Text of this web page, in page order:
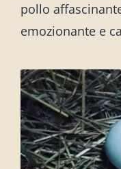
pollo
emozionante e